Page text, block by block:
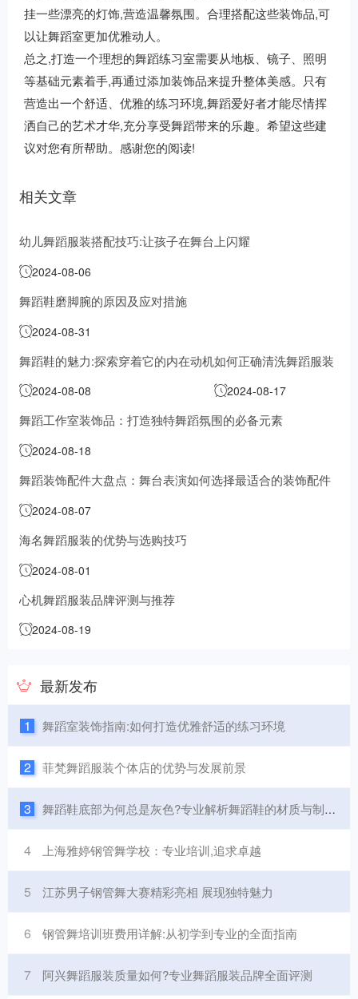
挂一些漂亮的灯饰,营造温馨氛围。合理搭配这些装饰品,可
以让舞蹈室更加优雅动人。
总之,打造一个理想的舞蹈练习室需要从地板、镜子、照明
等基础元素着手,再通过添加装饰品来提升整体美感。只有
营造出一个舒适、优雅的练习环境,舞蹈爱好者才能尽情挥
洒自己的艺术才华,充分享受舞蹈带来的乐趣。希望这些建
议对您有所帮助。感谢您的阅读!
相关文章
幼儿舞蹈服装搭配技巧:让孩子在舞台上闪耀
2024-08-06
舞蹈鞋磨脚腕的原因及应对措施
2024-08-31
舞蹈鞋的魅力:探索穿着它的内在动机
2024-08-08
如何正确清洗舞蹈服装
2024-08-17
舞蹈工作室装饰品：打造独特舞蹈氛围的必备元素
2024-08-18
舞蹈装饰配件大盘点：舞台表演如何选择最适合的装饰配件
2024-08-07
海名舞蹈服装的优势与选购技巧
2024-08-01
心机舞蹈服装品牌评测与推荐
2024-08-19
最新发布
1 舞蹈室装饰指南:如何打造优雅舒适的练习环境
2 菲梵舞蹈服装个体店的优势与发展前景
3 舞蹈鞋底部为何总是灰色?专业解析舞蹈鞋的材质与制作工艺
4 上海雅婷钢管舞学校：专业培训,追求卓越
5 江苏男子钢管舞大赛精彩亮相 展现独特魅力
6 钢管舞培训班费用详解:从初学到专业的全面指南
7 阿兴舞蹈服装质量如何?专业舞蹈服装品牌全面评测